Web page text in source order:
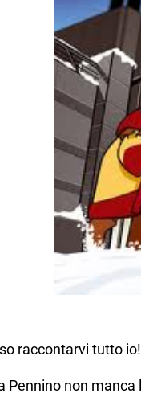
raccontarvi tutto io!
Pennino non